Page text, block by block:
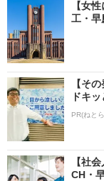
【女
工・早
【そ
ドキ
PR(ねと
【社
CH・